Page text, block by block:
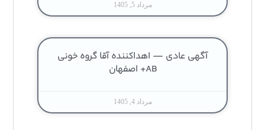
مرداد 5, 1405
آگهی عادی — اهداکننده آقا گروه خونی
AB+ اصفهان
مرداد 4, 1405